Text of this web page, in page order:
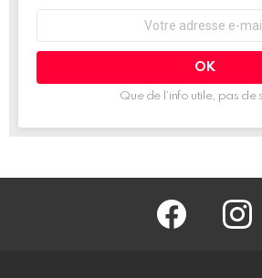
mail
Que de l’info utile, pas de
facebook